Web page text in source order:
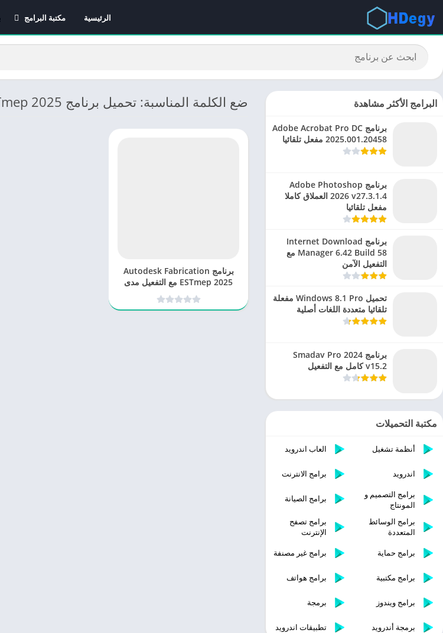
الرئيسية
مكتبة البرامج
برامج الانترنت
برامج تصفح الإنترنت ضع الكلمة المناسبة: تحميل برنامج ESTmep 2025 كامل
برنامج Autodesk Fabrication
ESTmep 2025 مع التفعيل مدى
الحياة
البرامج الأكثر مشاهدة
برنامج Adobe Acrobat Pro DC
2025.001.20458 مفعل تلقائيا
برنامج Adobe Photoshop
2026 v27.3.1.4 العملاق كاملا
مفعل تلقائيا
برنامج Internet Download
Manager 6.42 Build 58 مع
التفعيل الآمن
تحميل Windows 8.1 Pro مفعلة
تلقائيا متعددة اللغات أصلية
برنامج Smadav Pro 2024
v15.2 كامل مع التفعيل
مكتبة التحميلات
أنظمة تشغيل العاب اندرويد
اندرويد
برامج الانترنت
برامج التصميم و
المونتاج
برامج الصيانة
برامج الوسائط
المتعددة
برامج تصفح
الإنترنت
برامج حماية
برامج غير مصنفة
برامج مكتبية برامج هواتف
برامج ويندوز برمجة
برمجة أندرويد تطبيقات اندرويد